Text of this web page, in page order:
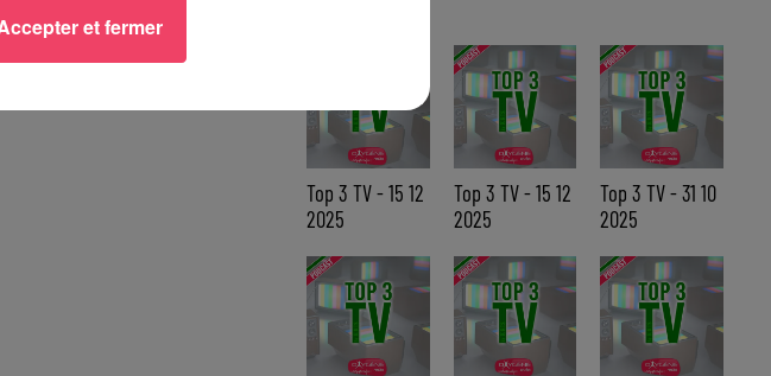
Top 3 TV - 15 12
2025
Top 3 TV - 15 12
2025
Top 3 TV - 31 10
2025
et fermer